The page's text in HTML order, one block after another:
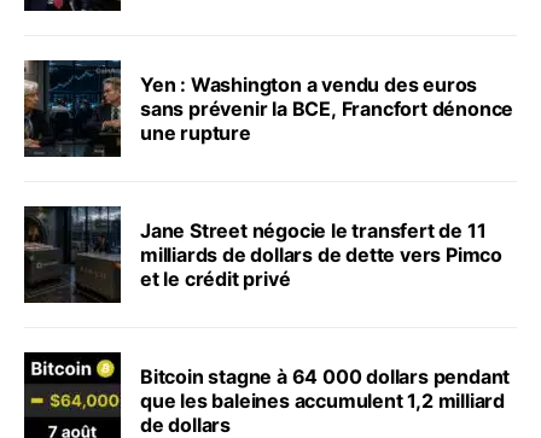
Yen : Washington a vendu des euros
sans prévenir la BCE, Francfort dénonce
une rupture
Jane Street négocie le transfert de 11
milliards de dollars de dette vers Pimco
et le crédit privé
Bitcoin stagne à 64 000 dollars pendant
que les baleines accumulent 1,2 milliard
de dollars